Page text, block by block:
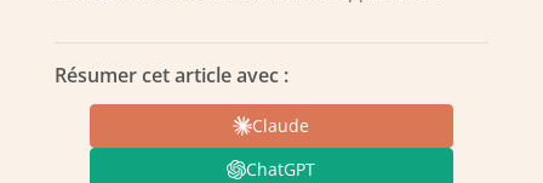
Résumer cet article avec :
Claude
ChatGPT